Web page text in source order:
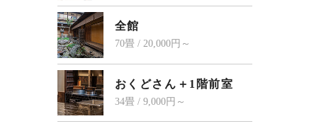
全館
70畳 / 20,000円～
おくどさん＋1階前室
34畳 / 9,000円～